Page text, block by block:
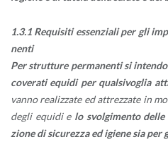
1.3.1 Re­qui­si­ti es­sen­zia­li per gli
nen­ti
Per strut­tu­re per­ma­nen­ti si
co­ve­ra­ti equi­di per qual­si­vo­glia
vanno rea­liz­za­te ed at­trez­za­te in
degli equi­di e lo svol­gi­men­to
zio­ne di si­cu­rez­za ed igie­ne sia